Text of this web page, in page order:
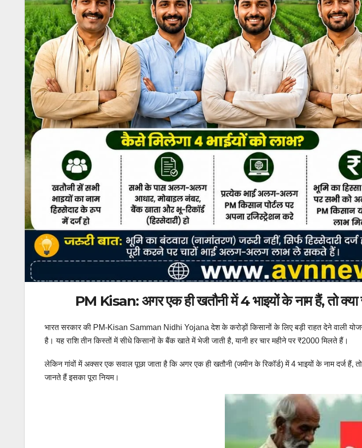
PM Kisan: अगर एक ही खतौनी में 4 भाइयों के नाम हैं, तो
भारत सरकार की PM-Kisan Samman Nidhi Yojana देश के करोड़ों किसानों के लिए बड़ी राहत देने वाली
है। यह राशि तीन किस्तों में सीधे किसानों के बैंक खाते में भेजी जाती है, यानी हर चार महीने पर ₹2000 मिलते हैं।
लेकिन गांवों में अक्सर एक सवाल पूछा जाता है कि अगर एक ही खतौनी (जमीन के रिकॉर्ड) में 4 भाइयों के नाम दर्ज
जानते हैं इसका पूरा नियम।